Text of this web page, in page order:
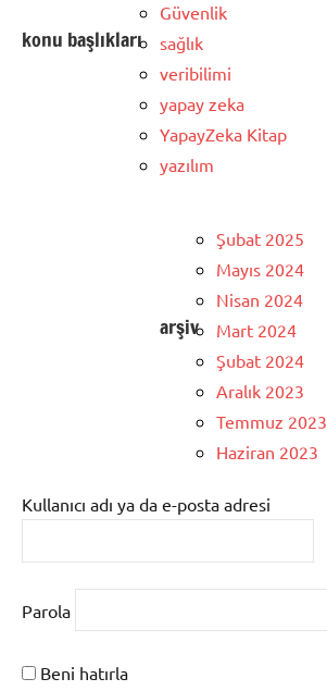
konu başlıkları
Güvenlik
sağlık
veribilimi
yapay zeka
YapayZeka Kitap
yazılım
arşiv
Şubat 2025
Mayıs 2024
Nisan 2024
Mart 2024
Şubat 2024
Aralık 2023
Temmuz 2023
Haziran 2023
Kullanıcı adı ya da e-posta adresi
Parola
Beni hatırla